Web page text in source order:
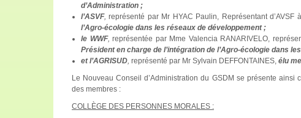
d’Administration ;
l’ASVF,représenté par Mr HYAC Paulin, Représentant d’AVSF
l’Agro-écologie dans les réseaux de développement ;
le WWF, représentée par Mme Valencia RANARIVELO,
Président en charge de l’intégration de l’Agro-écologie dans
et l’AGRISUD représenté par Mr Sylvain DEFFONTAINES, élu
Le Nouveau Conseil d’Administration du GSDM se présente ainsi
des membres :
COLLÈGE DES PERSONNES MORALES :